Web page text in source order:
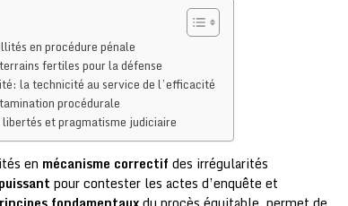
en procédure pénale
fertiles pour la défense
la technicité au service de l’efficacité
procédurale
et pragmatisme judiciaire
en mécanisme correctif des irrégularités
pour contester les actes d’enquête et